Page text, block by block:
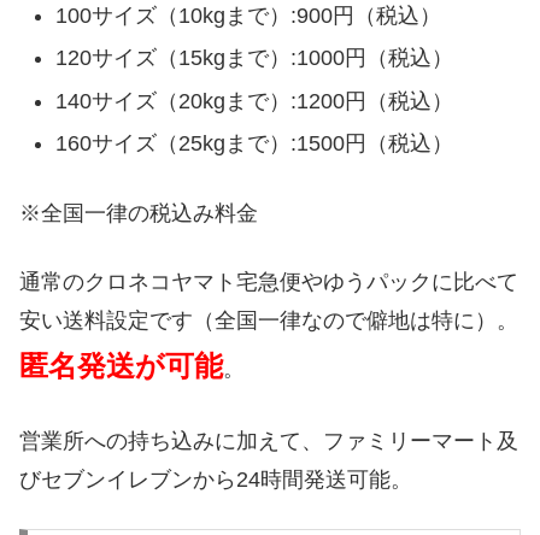
100サイズ（10kgまで）:900円（税込）
120サイズ（15kgまで）:1000円（税込）
140サイズ（20kgまで）:1200円（税込）
160サイズ（25kgまで）:1500円（税込）
※全国一律の税込み料金
通常のクロネコヤマト宅急便やゆうパックに比べて
安い送料設定です（全国一律なので僻地は特に）。
匿名発送が可能。
営業所への持ち込みに加えて、ファミリーマート及
びセブンイレブンから24時間発送可能。